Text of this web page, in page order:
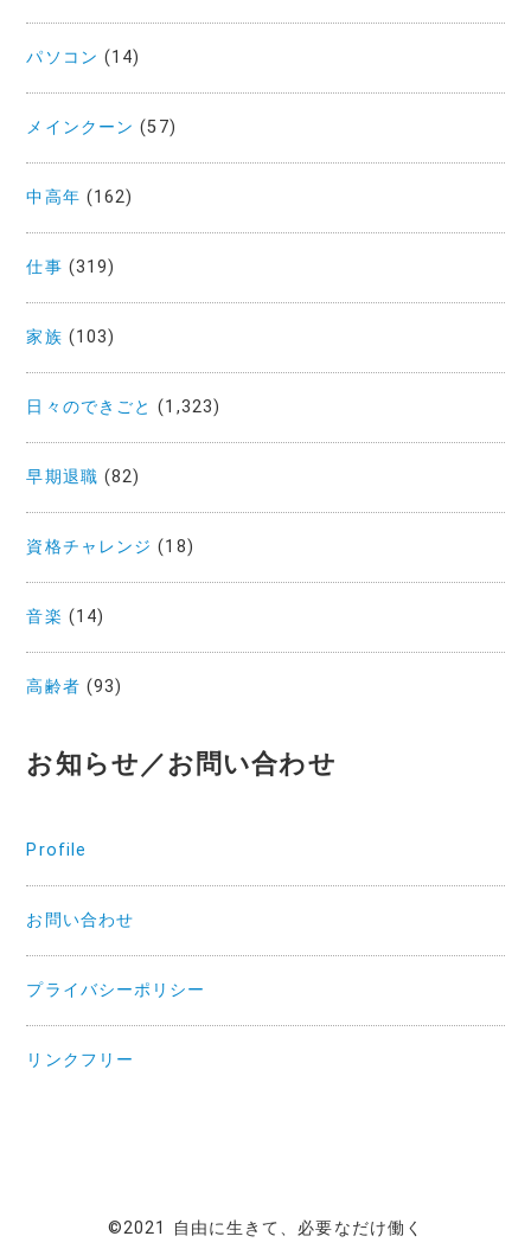
パソコン (14)
メインクーン (57)
中高年 (162)
仕事 (319)
家族 (103)
日々のできごと (1,323)
早期退職 (82)
資格チャレンジ (18)
音楽 (14)
高齢者 (93)
お知らせ／お問い合わせ
Profile
お問い合わせ
プライバシーポリシー
リンクフリー
©2021 自由に生きて、必要なだけ働く